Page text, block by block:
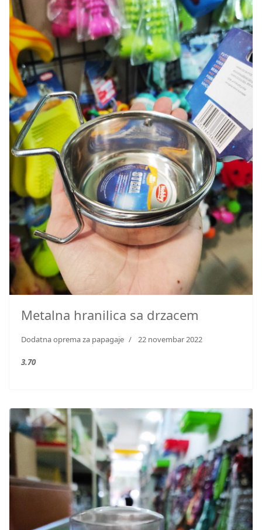
Metalna hranilica sa drzacem
Dodatna oprema za papagaje 22 novembar 2022
3.70